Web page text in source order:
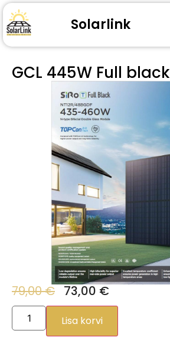
Solarlink
GCL 445W Full black
79,00€ 73,00 €
Lisa korvi